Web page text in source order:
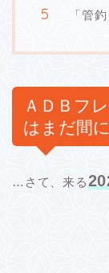
「管
ＡＤＢフ
はまだ間
…さて、来る